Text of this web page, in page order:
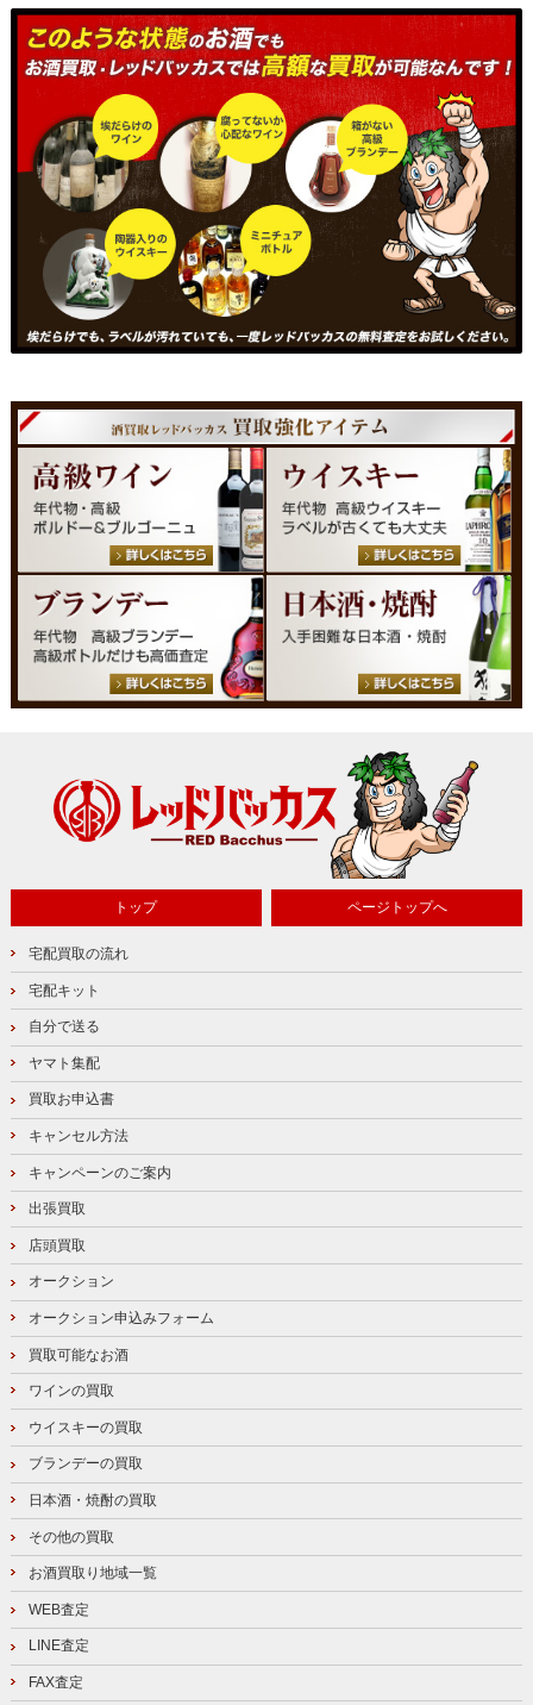
トップ ページトップへ
宅配買取の流れ
宅配キット
自分で送る
ヤマト集配
買取お申込書
キャンセル方法
キャンペーンのご案内
出張買取
店頭買取
オークション
オークション申込みフォーム
買取可能なお酒
ワインの買取
ウイスキーの買取
ブランデーの買取
日本酒・焼酎の買取
その他の買取
お酒買取り地域一覧
WEB査定
LINE査定
FAX査定